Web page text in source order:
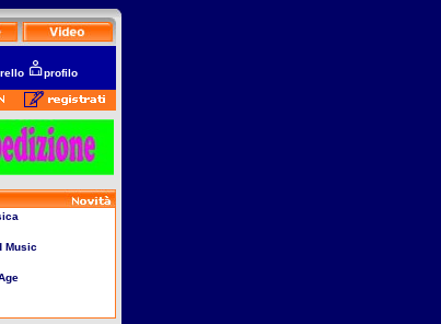
profilo
Music